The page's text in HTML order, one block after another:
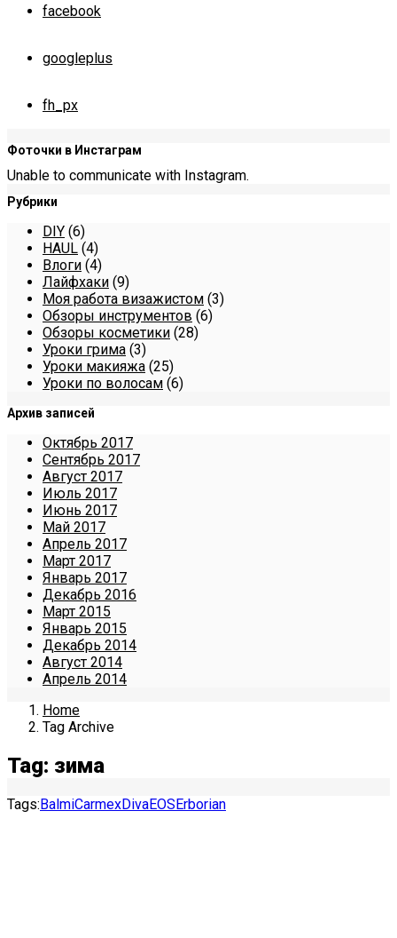
facebook
googleplus
fh_px
Фоточки в Инстаграм
Unable to communicate with Instagram.
Рубрики
DIY (6)
HAUL (4)
Влоги (4)
Лайфхаки (9)
Моя работа визажистом (3)
Обзоры инструментов (6)
Обзоры косметики (28)
Уроки грима (3)
Уроки макияжа (25)
Уроки по волосам (6)
Архив записей
Октябрь 2017
Сентябрь 2017
Август 2017
Июль 2017
Июнь 2017
Май 2017
Апрель 2017
Март 2017
Январь 2017
Декабрь 2016
Март 2015
Январь 2015
Декабрь 2014
Август 2014
Апрель 2014
Home
Tag Archive
Tag: зима
Tags:BalmiCarmexDivaEOSErborian